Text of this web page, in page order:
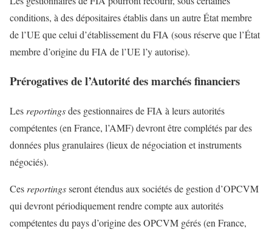
conditions, à des dépositaires établis dans un autre État membre
de l’UE que celui d’établissement du FIA (sous réserve que l’État
membre d’origine du FIA de l’UE l’y autorise).
Prérogatives de l’Autorité des marchés financiers
Les reportingsdes gestionnaires de FIA à leurs autorités
compétentes (en France, l’AMF) devront être complétés par des
données plus granulaires (lieux de négociation et instruments
négociés).
Ces reportingsseront étendus aux sociétés de gestion d’OPCVM
qui devront périodiquement rendre compte aux autorités
compétentes du pays d’origine des OPCVM gérés (en France,